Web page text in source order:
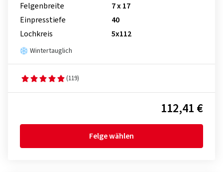
Felgenbreite
7 x 17
Einpresstiefe
40
Lochkreis
5x112
Wintertauglich
(119)
112,41 €
Felge wählen